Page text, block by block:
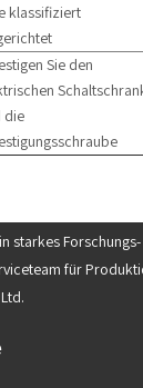
klassifiziert
Sie den
die
starkes
für